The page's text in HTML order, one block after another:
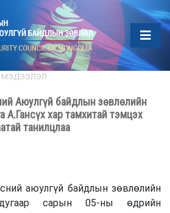
Аюулгүй байдлын зөвлөлийн
А.Гансүх хар тамхитай тэмцэх
танилцлаа
аюулгүй байдлын зөвлөлийн
сарын 05-ны өдрийн